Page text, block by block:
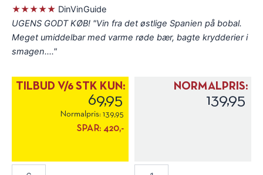
★★★★★ DinVinGuide
UGENS GODT KØB! "Vin fra det østlige Spanien på bobal.
Meget umiddelbar med varme røde bær, bagte krydderier i
smagen...."
TILBUD V/6 STK KUN:
69,95
Normalpris: 139,95
SPAR: 420,-
NORMALPRIS:
139,95